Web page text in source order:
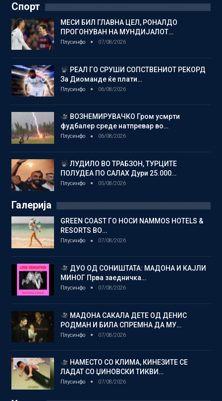
Спорт
МЕСИ БИЛ ГЛАВНА ЦЕЛ, РОНАЛДО
ПРОГОНУВАН НА МУНДИЈАЛОТ…
Плусинфо 07/08/2026
РЕАЛ ГО СРУШИ СОПСТВЕНИОТ РЕКОРД
За Диоманде ќе плати…
Плусинфо 06/08/2026
ВОЗНЕМИРУВАЧКО Гром усмрти
фудбалер среде натпревар во…
Плусинфо 06/08/2026
ЛУДИЛО ВО ТРАБЗОН, ТУРЦИТЕ
ПОЛУДЕА ПО САЛАХ Дури 25.000…
Плусинфо 05/08/2026
Галерија
GREEN COAST ГО НОСИ NAMMOS HOTELS &
RESORTS ВО…
Плусинфо 07/08/2026
ДУО ОД СОНИШТАТА: МАДОНА И КАЈЛИ
МИНОГ Прва заедничка…
Плусинфо 07/08/2026
МАДОНА САКАЛА ДЕТЕ ОД ДЕНИС
РОДМАН И БИЛА СПРЕМНА ДА МУ…
Плусинфо 07/08/2026
НАМЕСТО СО КЛИМА, КИНЕЗИТЕ СЕ
ЛАДАТ СО ЏИНОВСКИ ТИКВИ…
Плусинфо 07/08/2026